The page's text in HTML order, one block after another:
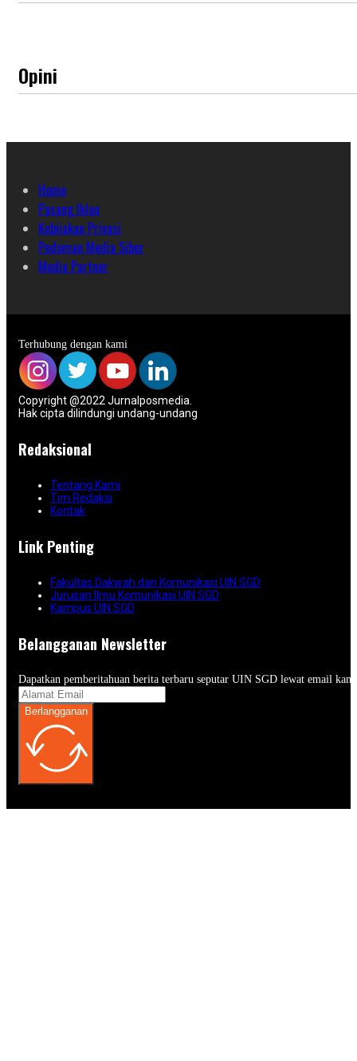
Opini
Home
Pasang Iklan
Kebijakan Privasi
Pedoman Media Siber
Media Partner
Terhubung dengan kami
Copyright @2022 Jurnalposmedia.
Hak cipta dilindungi undang-undang
Redaksional
Tentang Kami
Tim Redaksi
Kontak
Link Penting
Fakultas Dakwah dan Komunikasi UIN SGD
Jurusan Ilmu Komunikasi UIN SGD
Kampus UIN SGD
Belangganan Newsletter
Dapatkan pemberitahuan berita terbaru seputar UIN SGD lewat email
Berlangganan